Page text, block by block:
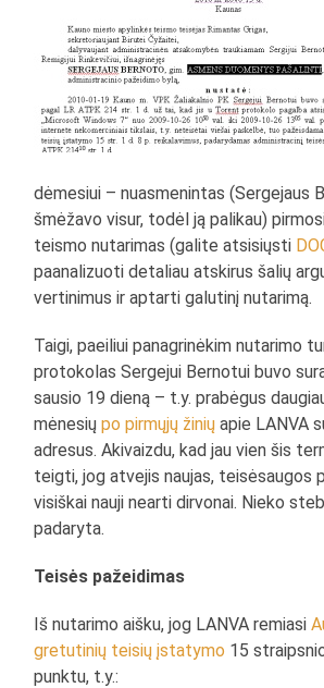
dėmesiui – nuasmenintas (Sergejaus
šmėžavo visur, todėl ją palikau)
teismo nutarimas (galite atsisiųsti
paanalizuoti detaliau atskirus šalių
vertinimus ir aptarti galutinį nutarimą.
Taigi, paeiliui panagrinėkim nutarimo
protokolas Sergejui Bernotui buvo
sausio 19 dieną – t.y. prabėgus
mėnesiųpo pirmųjų žinių apie LANVA
adresus. Akivaizdu, kad jau vien šis
teigti, jog atvejis naujas, teisėsaugos
visiškai nauji nearti dirvonai. Nieko
padaryta.
Teisės pažeidimas
Iš nutarimo aišku, jog LANVA remiasi
gretutinių teisių įstatymo 15
punktu, t.y.: